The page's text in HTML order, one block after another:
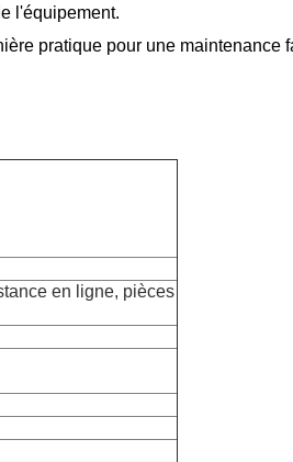
l'équipement.
pratique pour une maintenance
en ligne, pièces